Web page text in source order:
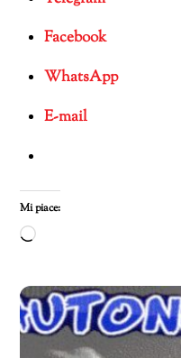
Facebook
WhatsApp
E-mail
Mi piace:
Caricamento
corso…